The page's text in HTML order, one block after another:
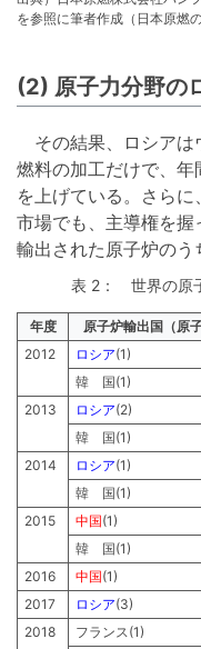
を参照に筆者作成（日本原燃
(2) 原子力分野の
その結果、ロシアは
燃料の加工だけで、
を上げている。さら
市場でも、主導権を
輸出された原子炉のう
表 2： 世界の原
年度 原子炉輸出国（原
2012
ロシア(1)
韓 国(1)
2013
ロシア(2)
韓 国(1)
2014
ロシア(1)
韓 国(1)
2015
中国(1)
韓 国(1)
2016
中国(1)
2017
ロシア(3)
2018
フランス(1)